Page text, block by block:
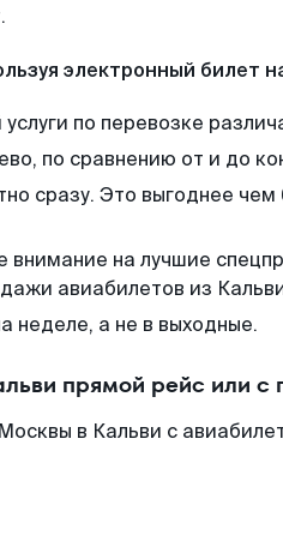
электронный билет
по перевозке
по сравнению от и до
сразу. Это выгоднее
внимание на лучшие
авиабилетов из
неделе, а не в выходные.
прямой рейс или с
в Кальви с